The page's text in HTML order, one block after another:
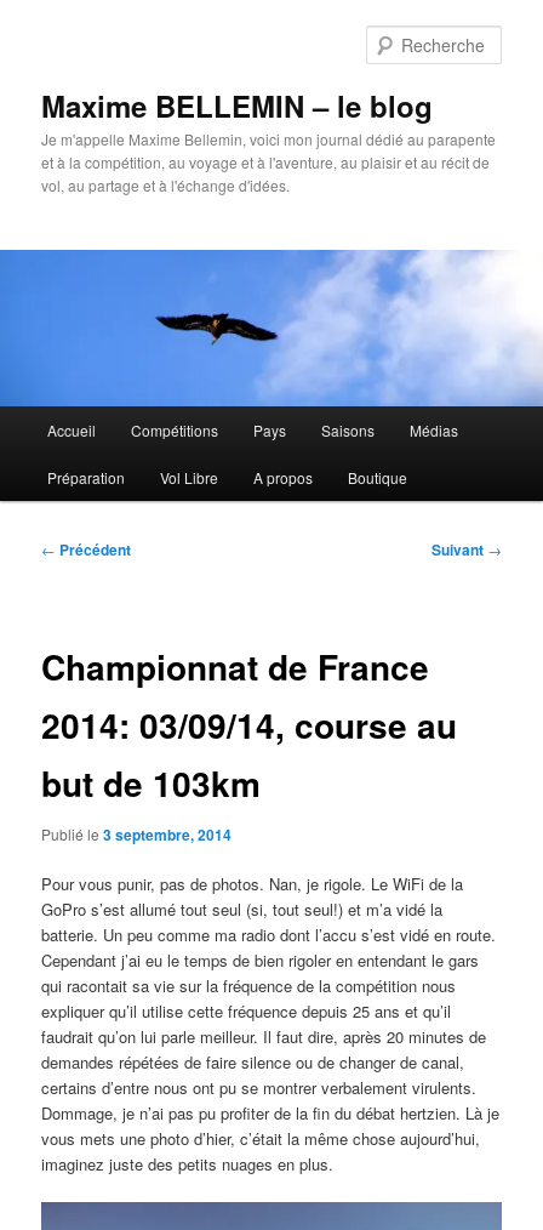
Maxime BELLEMIN – le blog
Je m'appelle Maxime Bellemin, voici mon journal dédié au parapente
et à la compétition, au voyage et à l'aventure, au plaisir et au récit de
vol, au partage et à l'échange d'idées.
principal
Accueil Compétitions Pays Saisons Médias
Préparation Vol Libre A propos Boutique
Navigation
← Précédent Suivant →
Championnat de France
2014: 03/09/14, course au
but de 103km
Publié le3 septembre, 2014
Pour vous punir, pas de photos. Nan, je rigole. Le WiFi de la
GoPro s’est allumé tout seul (si, tout seul!) et m’a vidé la
batterie. Un peu comme ma radio dont l’accu s’est vidé en route.
Cependant j’ai eu le temps de bien rigoler en entendant le gars
qui racontait sa vie sur la fréquence de la compétition nous
expliquer qu’il utilise cette fréquence depuis 25 ans et qu’il
faudrait qu’on lui parle meilleur. Il faut dire, après 20 minutes de
demandes répétées de faire silence ou de changer de canal,
certains d’entre nous ont pu se montrer verbalement virulents.
Dommage, je n’ai pas pu profiter de la fin du débat hertzien. Là je
vous mets une photo d’hier, c’était la même chose aujourd’hui,
imaginez juste des petits nuages en plus.